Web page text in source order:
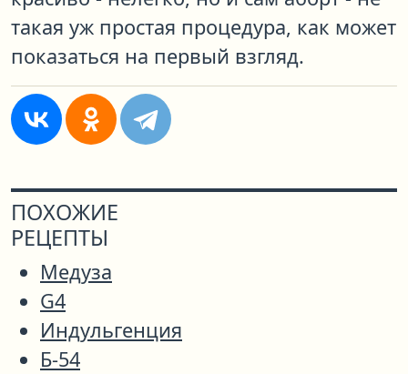
такая уж простая процедура, как может
показаться на первый взгляд.
ПОХОЖИЕ
РЕЦЕПТЫ
Медуза
G4
Индульгенция
Б-54